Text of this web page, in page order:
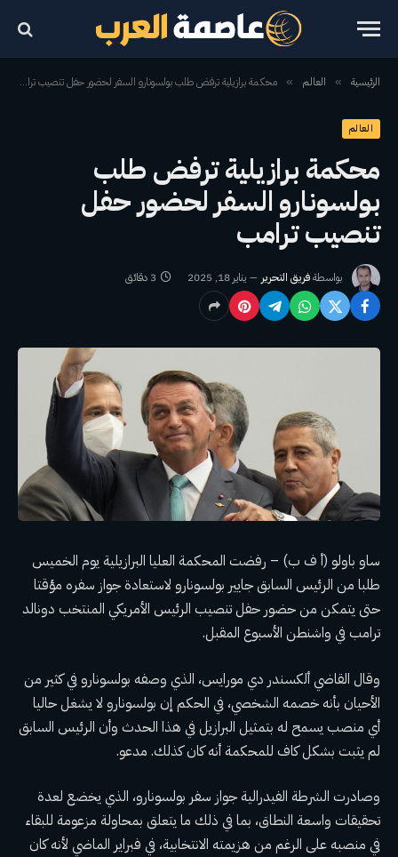
الرئيسية » العالم » محكمة برازيلية ترفض طلب بولسونارو السفر لحضور حفل تنصيب ترامب
العالم
محكمة برازيلية ترفض طلب
بولسونارو السفر لحضور حفل
تنصيب ترامب
بواسطةفريق التحرير يناير 18, 2025 3 دقائق
ساو باولو (أ ف ب) – رفضت المحكمة العليا البرازيلية يوم الخميس
طلبا من الرئيس السابق جايير بولسونارو لاستعادة جواز سفره مؤقتا
حتى يتمكن من حضور حفل تنصيب الرئيس الأمريكي المنتخب دونالد
ترامب في واشنطن الأسبوع المقبل.
وقال القاضي ألكسندر دي مورايس، الذي وصفه بولسونارو في كثير من
الأحيان بأنه خصمه الشخصي، في الحكم إن بولسونارو لا يشغل حاليا
أي منصب يسمح له بتمثيل البرازيل في هذا الحدث وأن الرئيس السابق
لم يثبت بشكل كاف للمحكمة أنه كان كذلك. مدعو.
وصادرت الشرطة الفيدرالية جواز سفر بولسونارو، الذي يخضع لعدة
تحقيقات واسعة النطاق، بما في ذلك ما يتعلق بمحاولة مزعومة للبقاء
في منصبه على الرغم من هزيمته الانتخابية، في فبراير الماضي لأنه كان